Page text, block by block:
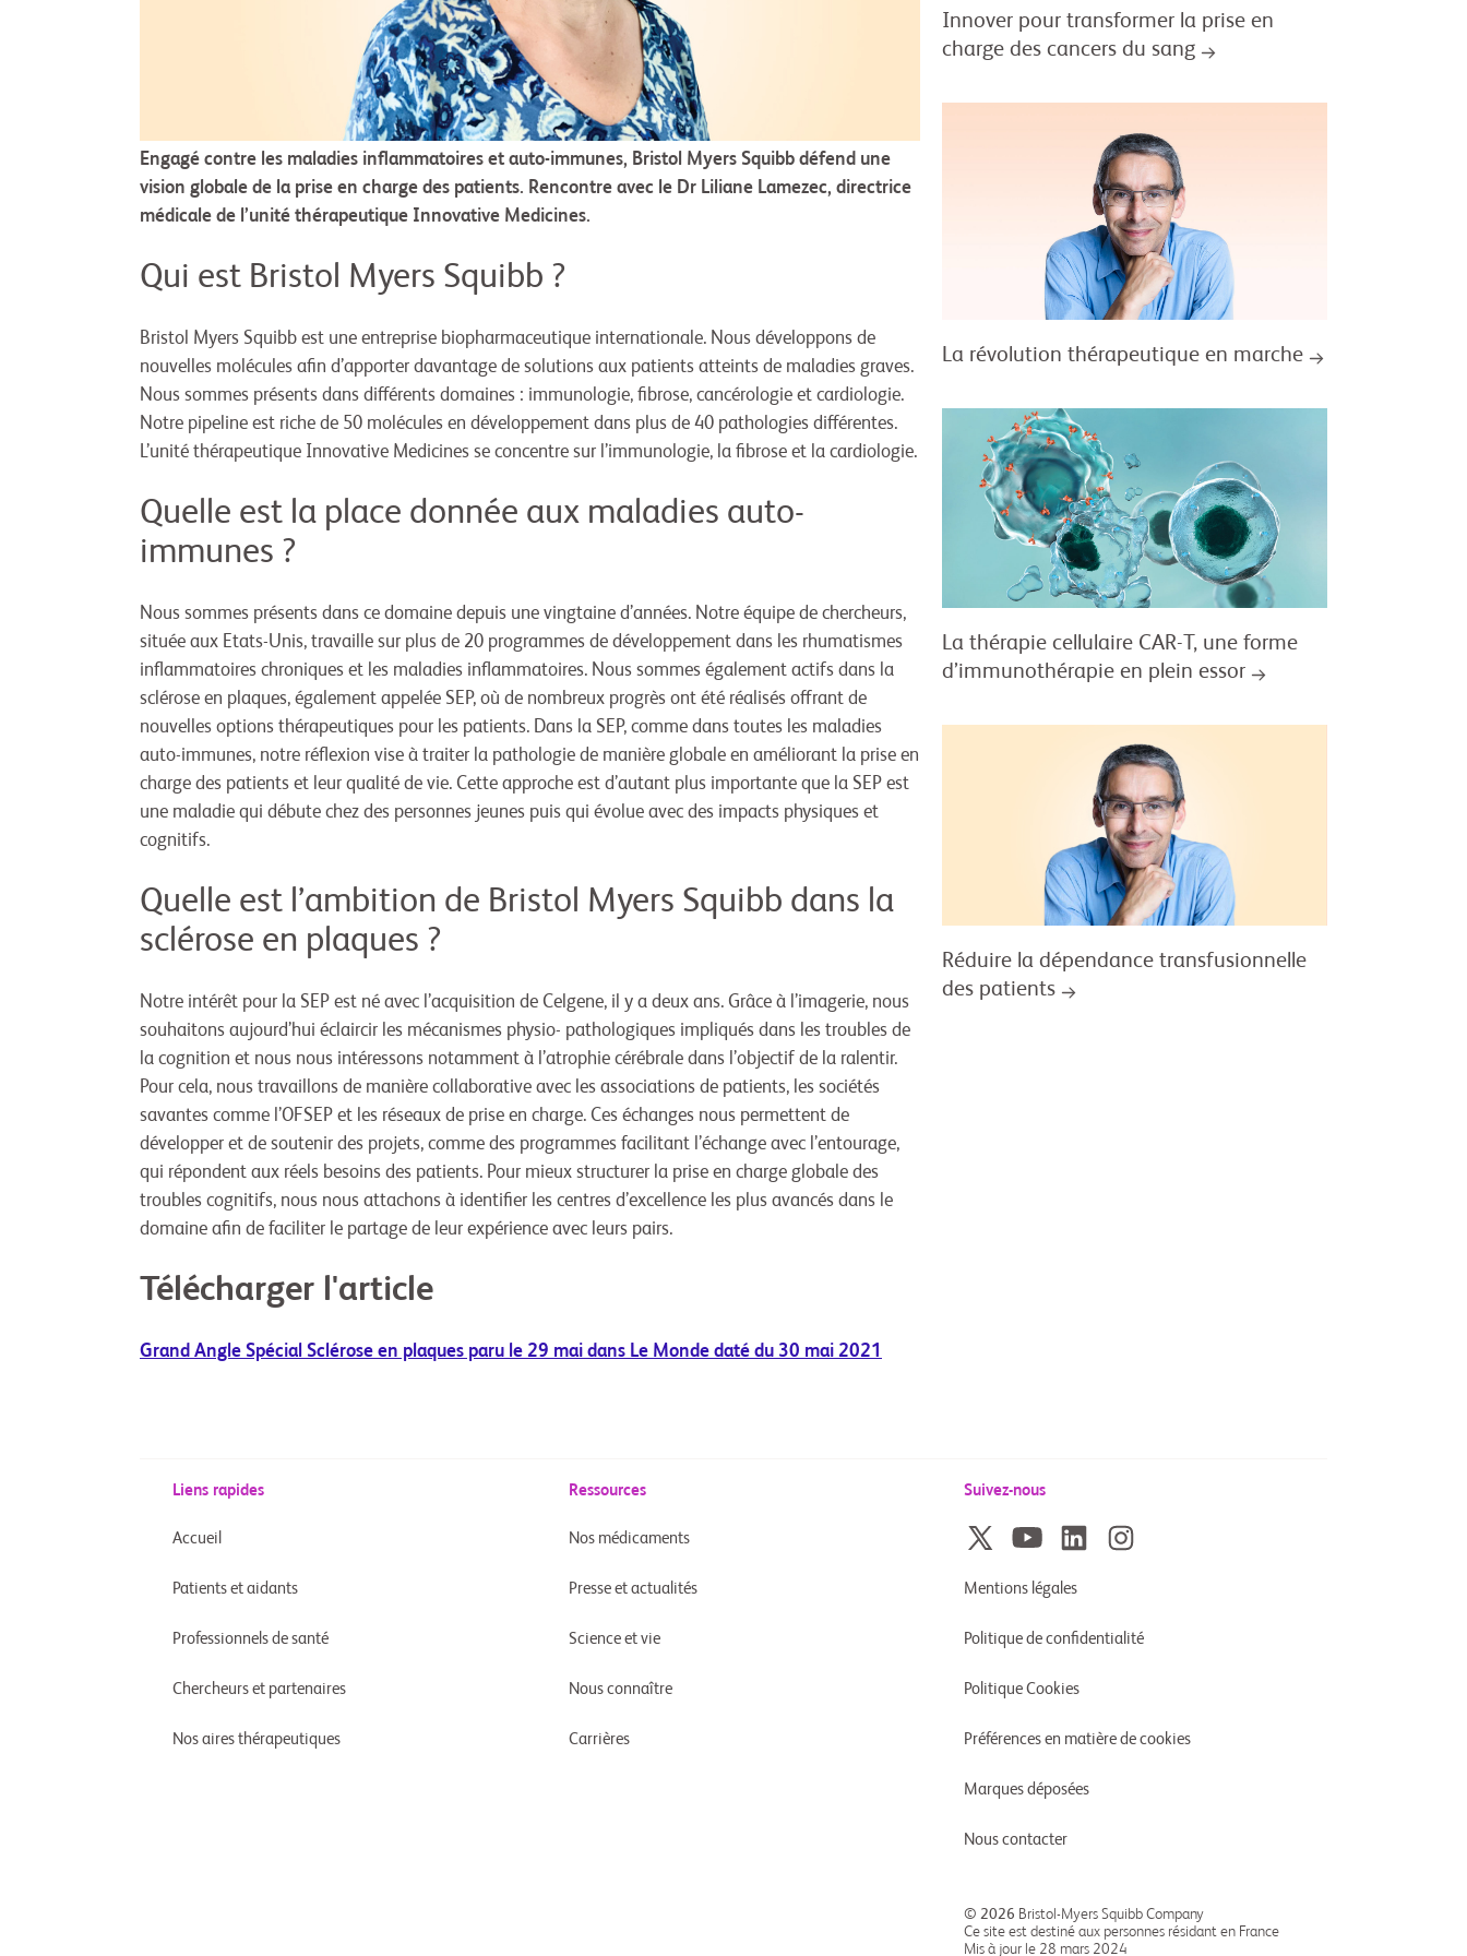
Engagé contre les maladies inflammatoires et auto-immunes, Bristol Myers Squibb défend une
vision globale de la prise en charge des patients. Rencontre avec le Dr Liliane Lamezec, directrice
médicale de l’unité thérapeutique Innovative Medicines.
Qui est Bristol Myers Squibb ?
Bristol Myers Squibb est une entreprise biopharmaceutique internationale. Nous développons de
nouvelles molécules afin d’apporter davantage de solutions aux patients atteints de maladies graves.
Nous sommes présents dans différents domaines : immunologie, fibrose, cancérologie et cardiologie.
Notre pipeline est riche de 50 molécules en développement dans plus de 40 pathologies différentes.
L’unité thérapeutique Innovative Medicines se concentre sur l’immunologie, la fibrose et la cardiologie.
Quelle est la place donnée aux maladies auto-
immunes ?
Nous sommes présents dans ce domaine depuis une vingtaine d’années. Notre équipe de chercheurs,
située aux Etats-Unis, travaille sur plus de 20 programmes de développement dans les rhumatismes
inflammatoires chroniques et les maladies inflammatoires. Nous sommes également actifs dans la
sclérose en plaques, également appelée SEP, où de nombreux progrès ont été réalisés offrant de
nouvelles options thérapeutiques pour les patients. Dans la SEP, comme dans toutes les maladies
auto-immunes, notre réflexion vise à traiter la pathologie de manière globale en améliorant la prise en
charge des patients et leur qualité de vie. Cette approche est d’autant plus importante que la SEP est
une maladie qui débute chez des personnes jeunes puis qui évolue avec des impacts physiques et
cognitifs.
Quelle est l’ambition de Bristol Myers Squibb dans la
sclérose en plaques ?
Notre intérêt pour la SEP est né avec l’acquisition de Celgene, il y a deux ans. Grâce à l’imagerie, nous
souhaitons aujourd’hui éclaircir les mécanismes physio- pathologiques impliqués dans les troubles de
la cognition et nous nous intéressons notamment à l’atrophie cérébrale dans l’objectif de la ralentir.
Pour cela, nous travaillons de manière collaborative avec les associations de patients, les sociétés
savantes comme l’OFSEP et les réseaux de prise en charge. Ces échanges nous permettent de
développer et de soutenir des projets, comme des programmes facilitant l’échange avec l’entourage,
qui répondent aux réels besoins des patients. Pour mieux structurer la prise en charge globale des
troubles cognitifs, nous nous attachons à identifier les centres d’excellence les plus avancés dans le
domaine afin de faciliter le partage de leur expérience avec leurs pairs.
Télécharger l'article
Grand Angle Spécial Sclérose en plaques paru le 29 mai dans Le Monde daté du 30 mai 2021
Innover pour transformer la prise en
charge des cancers du sang
La révolution thérapeutique en marche
La thérapie cellulaire CAR-T, une forme
d’immunothérapie en plein essor
Réduire la dépendance transfusionnelle
des patients
Liens rapides
Accueil
Patients et aidants
Professionnels de santé
Chercheurs et partenaires
Nos aires thérapeutiques
Ressources
Nos médicaments
Presse et actualités
Science et vie
Nous connaître
Carrières
Suivez-nous
Mentions légales
Politique de confidentialité
Politique Cookies
Préférences en matière de cookies
Marques déposées
Nous contacter
© 2026 Bristol-Myers Squibb Company
Ce site est destiné aux personnes résidant en France
Mis à jour le 28 mars 2024